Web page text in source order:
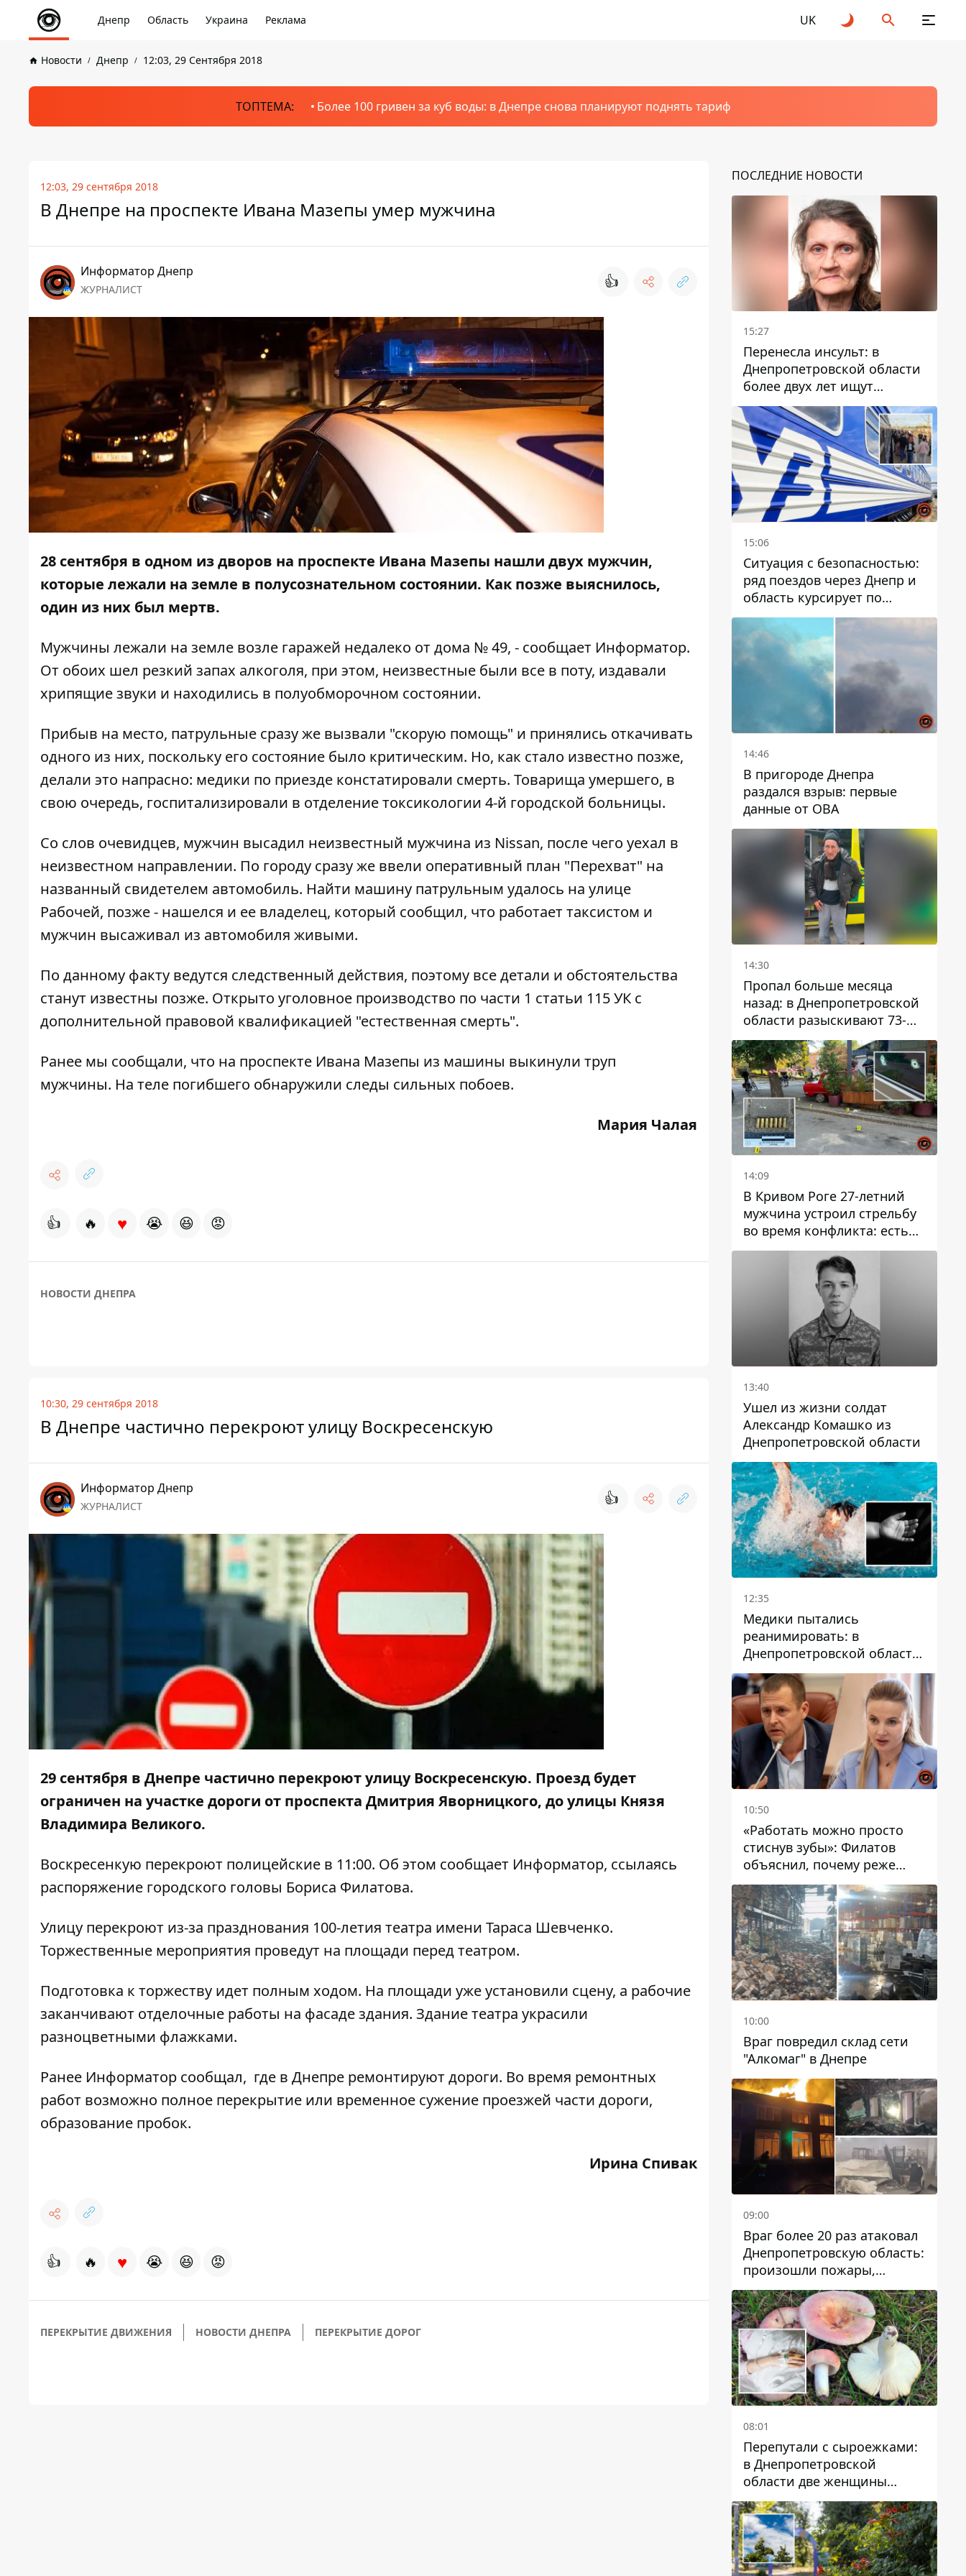
Днепр Область Украина Реклама UK
Новости Днепр 12:03, 29 Сентября 2018
ТОПТЕМА: Более 100 гривен за куб воды: в Днепре снова планируют поднять тариф
12:03, 29 сентября 2018
В Днепре на проспекте Ивана Мазепы умер мужчина
Информатор Днепр
ЖУРНАЛИСТ 👍
28 сентября в одном из дворов на проспекте Ивана Мазепы нашли двух мужчин,
которые лежали на земле в полусознательном состоянии. Как позже выяснилось,
один из них был мертв.
Мужчины лежали на земле возле гаражей недалеко от дома № 49, - сообщает Информатор.
От обоих шел резкий запах алкоголя, при этом, неизвестные были все в поту, издавали
хрипящие звуки и находились в полуобморочном состоянии.
Прибыв на место, патрульные сразу же вызвали "скорую помощь" и принялись откачивать
одного из них, поскольку его состояние было критическим. Но, как стало известно позже,
делали это напрасно: медики по приезде констатировали смерть. Товарища умершего, в
свою очередь, госпитализировали в отделение токсикологии 4-й городской больницы.
Со слов очевидцев, мужчин высадил неизвестный мужчина из Nissan, после чего уехал в
неизвестном направлении. По городу сразу же ввели оперативный план "Перехват" на
названный свидетелем автомобиль. Найти машину патрульным удалось на улице
Рабочей, позже - нашелся и ее владелец, который сообщил, что работает таксистом и
мужчин высаживал из автомобиля живыми.
По данному факту ведутся следственный действия, поэтому все детали и обстоятельства
станут известны позже. Открыто уголовное производство по части 1 статьи 115 УК с
дополнительной правовой квалификацией "естественная смерть".
Ранее мы сообщали, что на проспекте Ивана Мазепы из машины выкинули труп
мужчины. На теле погибшего обнаружили следы сильных побоев.
Мария Чалая
👍 🔥 ♥ 😭 😆 😡
НОВОСТИ ДНЕПРА
10:30, 29 сентября 2018
В Днепре частично перекроют улицу Воскресенскую
Информатор Днепр
ЖУРНАЛИСТ 👍
29 сентября в Днепре частично перекроют улицу Воскресенскую. Проезд будет
ограничен на участке дороги от проспекта Дмитрия Яворницкого, до улицы Князя
Владимира Великого.
Воскресенкую перекроют полицейские в 11:00. Об этом сообщает Информатор, ссылаясь
распоряжение городского головы Бориса Филатова.
Улицу перекроют из-за празднования 100-летия театра имени Тараса Шевченко.
Торжественные мероприятия проведут на площади перед театром.
Подготовка к торжеству идет полным ходом. На площади уже установили сцену, а рабочие
заканчивают отделочные работы на фасаде здания. Здание театра украсили
разноцветными флажками.
Ранее Информатор сообщал, где в Днепре ремонтируют дороги. Во время ремонтных
работ возможно полное перекрытие или временное сужение проезжей части дороги,
образование пробок.
Ирина Спивак
👍 🔥 ♥ 😭 😆 😡
ПЕРЕКРЫТИЕ ДВИЖЕНИЯ НОВОСТИ ДНЕПРА ПЕРЕКРЫТИЕ ДОРОГ
ПОСЛЕДНИЕ НОВОСТИ
15:27
Перенесла инсульт: в
Днепропетровской области
более двух лет ищут
пропавшую женщину
15:06
Ситуация с безопасностью:
ряд поездов через Днепр и
область курсирует по
измененному маршруту, а
часть пути заменили
автобусами и электричками
14:46
В пригороде Днепра
раздался взрыв: первые
данные от ОВА
14:30
Пропал больше месяца
назад: в Днепропетровской
области разыскивают 73-
летнего мужчину
14:09
В Кривом Роге 27-летний
мужчина устроил стрельбу
во время конфликта: есть
раненый
13:40
Ушел из жизни солдат
Александр Комашко из
Днепропетровской области
12:35
Медики пытались
реанимировать: в
Днепропетровской области
двухлетний мальчик утонул
в бассейне
10:50
«Работать можно просто
стиснув зубы»: Филатов
объяснил, почему реже
пишет в соцсетях и
раскритиковал медийность
чиновников
10:00
Враг повредил склад сети
"Алкомаг" в Днепре
09:00
Враг более 20 раз атаковал
Днепропетровскую область:
произошли пожары,
повреждены дома,
инфраструктура и авто
08:01
Перепутали с сыроежками:
в Днепропетровской
области две женщины
отравились грибами